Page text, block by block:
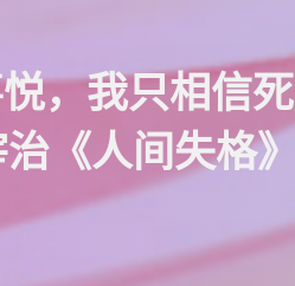
，我只相信
《人间失格》